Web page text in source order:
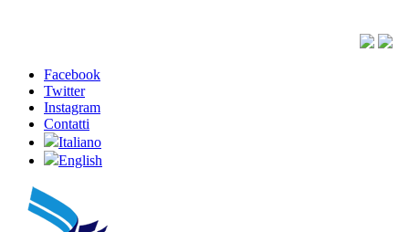
Facebook
Twitter
Instagram
Contatti
Italiano
English